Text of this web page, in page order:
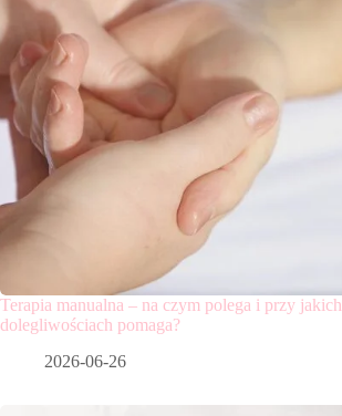
Terapia manualna – na czym polega i przy jakich
dolegliwościach pomaga?
2026-06-26